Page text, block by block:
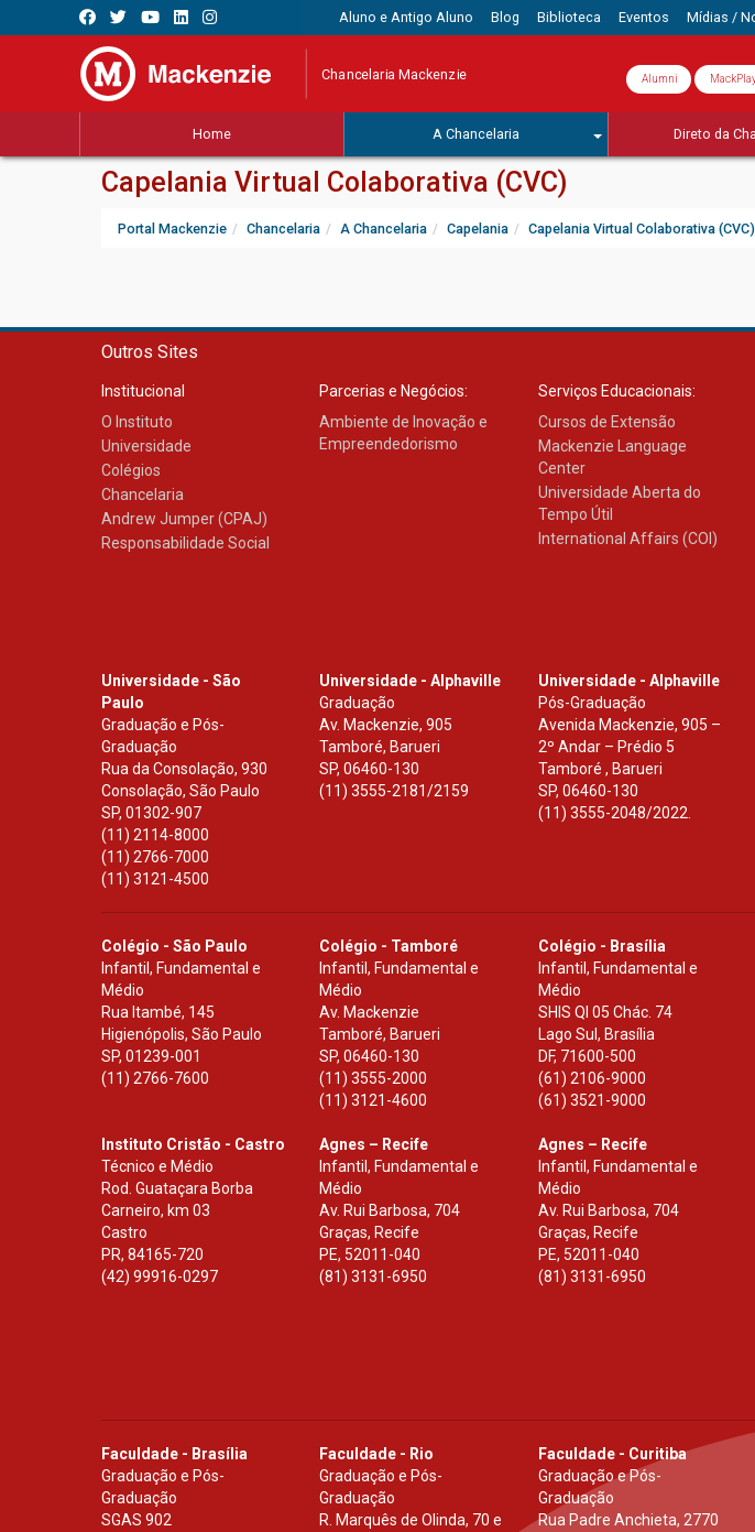
Aluno e Antigo Aluno Blog Biblioteca Eventos Mídias /
Chancelaria Mackenzie Alumni
Home A Chancelaria Direto da
Capelania Virtual Colaborativa (CVC)
Portal Mackenzie Chancelaria A Chancelaria Capelania Capelania Virtual Colaborativa (CVC)
Outros Sites
Institucional
O Instituto
Universidade
Colégios
Chancelaria
Andrew Jumper (CPAJ)
Responsabilidade Social
Parcerias e Negócios:
Ambiente de Inovação e
Empreendedorismo
Serviços Educacionais:
Cursos de Extensão
Mackenzie Language
Center
Universidade Aberta do
Tempo Útil
International Affairs (COI)
Universidade - São
Paulo
Graduação e Pós-
Graduação
Rua da Consolação, 930
Consolação, São Paulo
SP, 01302-907
(11) 2114-8000
(11) 2766-7000
(11) 3121-4500
Universidade - Alphaville
Graduação
Av. Mackenzie, 905
Tamboré, Barueri
SP,06460-130
(11) 3555-2181/2159
Universidade - Alphaville
Pós-Graduação
Avenida Mackenzie, 905 –
2º Andar – Prédio 5
Tamboré , Barueri
SP, 06460-130
(11) 3555-2048/2022.
Colégio - São Paulo
Infantil, Fundamental e
Médio
Rua Itambé, 145
Higienópolis, São Paulo
SP, 01239-001
(11) 2766-7600
Colégio - Tamboré
Infantil, Fundamental e
Médio
Av. Mackenzie
Tamboré, Barueri
SP,06460-130
(11) 3555-2000
(11) 3121-4600
Colégio - Brasília
Infantil, Fundamental e
Médio
SHIS Ql 05 Chác. 74
Lago Sul, Brasília
DF, 71600-500
(61) 2106-9000
(61) 3521-9000
Instituto Cristão - Castro
Técnico e Médio
Rod. Guataçara Borba
Carneiro, km 03
Castro
PR, 84165-720
(42) 99916-0297
Agnes – Recife
Infantil, Fundamental e
Médio
Av. Rui Barbosa, 704
Graças, Recife
PE, 52011-040
(81) 3131-6950
Agnes – Recife
Infantil, Fundamental e
Médio
Av. Rui Barbosa, 704
Graças, Recife
PE, 52011-040
(81) 3131-6950
Faculdade - Brasília
Graduação e Pós-
Graduação
SGAS 902
Faculdade - Rio
Graduação e Pós-
Graduação
R. Marquês de Olinda, 70 e
Faculdade - Curitiba
Graduação e Pós-
Graduação
Rua Padre Anchieta, 2770